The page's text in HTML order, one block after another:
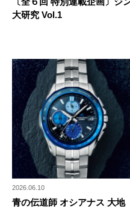
大研究 Vol.1
2026.06.10
青の伝道師 オシアナス 大地